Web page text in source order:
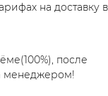
на доставку в
после
менеджером!